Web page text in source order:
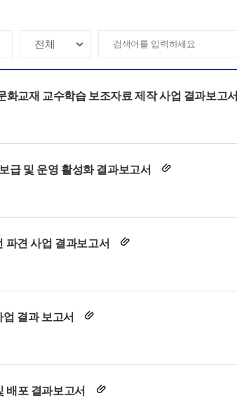
화교재 교수학습 보조자료 제작 사업 결과보고서
급 및 운영 활성화 결과보고서
파견 사업 결과보고서
결과 보고서
배포 결과보고서